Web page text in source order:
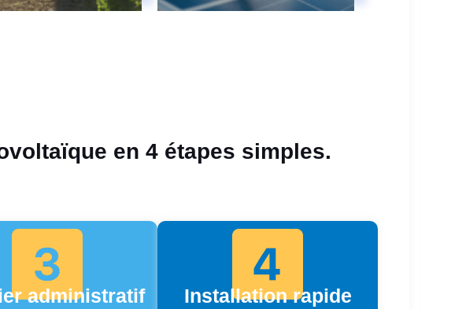
en 4 étapes simples.
administratif Installation rapide